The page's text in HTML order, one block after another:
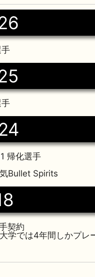
帰化選手
Bullet Spirits
契約
学では4年間しかプ